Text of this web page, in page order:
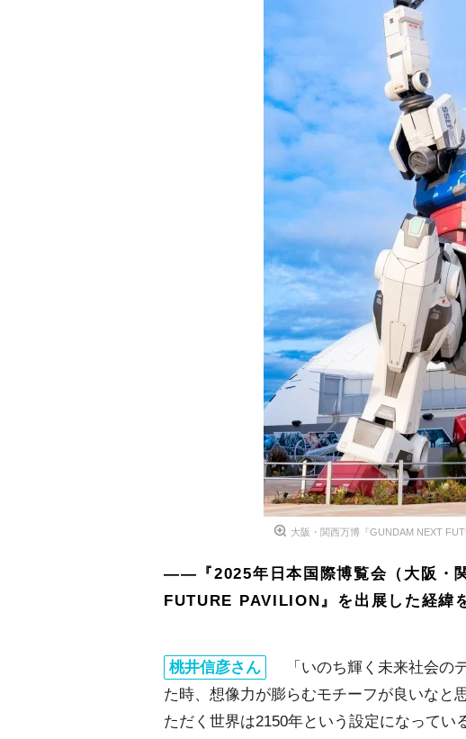
大阪・関西万博『GUNDAM NEXT
――『2025年日本国際博覧会（大阪・
FUTURE PAVILION』を出展した経緯
桃井信彦さん
「いのち輝く未来社会の
た時、想像力が膨らむモチーフが良いなと
ただく世界は2150年という設定になって